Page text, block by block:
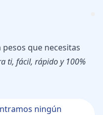
que necesitas
ti, fácil, rápido y 100%
ningún